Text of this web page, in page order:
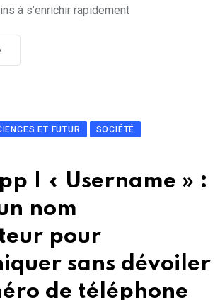
à s’enrichir rapidement
ET FUTUR
SOCIÉTÉ
| « Username » :
nom
pour
sans dévoiler
de téléphone